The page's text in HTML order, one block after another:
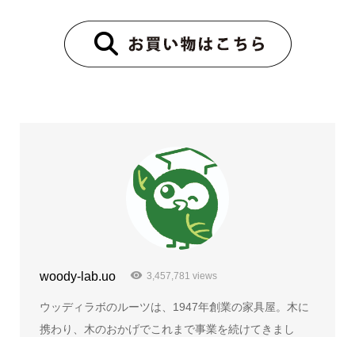
woody-lab.uo 3,457,781 views
ウッディラボのルーツは、1947年創業の家具屋。木に
携わり、木のおかげでこれまで事業を続けてきまし